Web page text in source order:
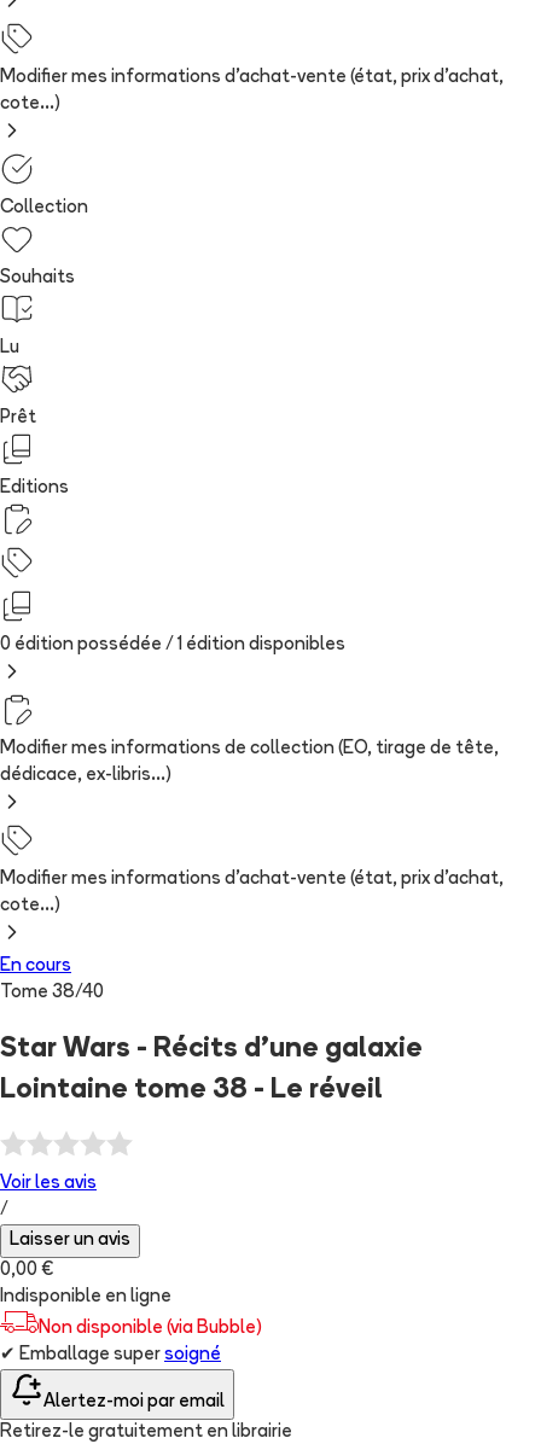
Modifier mes informations d'achat-vente (état, prix d'achat,
cote...)
Collection
Souhaits
Lu
Prêt
Editions
0 édition possédée / 1 édition disponibles
Modifier mes informations de collection (EO, tirage de tête,
dédicace, ex-libris...)
Modifier mes informations d'achat-vente (état, prix d'achat,
cote...)
En cours
Tome 38/40
Star Wars - Récits d’une galaxie
Lointaine tome 38 - Le réveil
Voir les avis
/
Laisser un avis
0,00 €
Indisponible en ligne
Non disponible (via Bubble)
✔ Emballage super soigné
Alertez-moi par email
Retirez-le gratuitement en librairie